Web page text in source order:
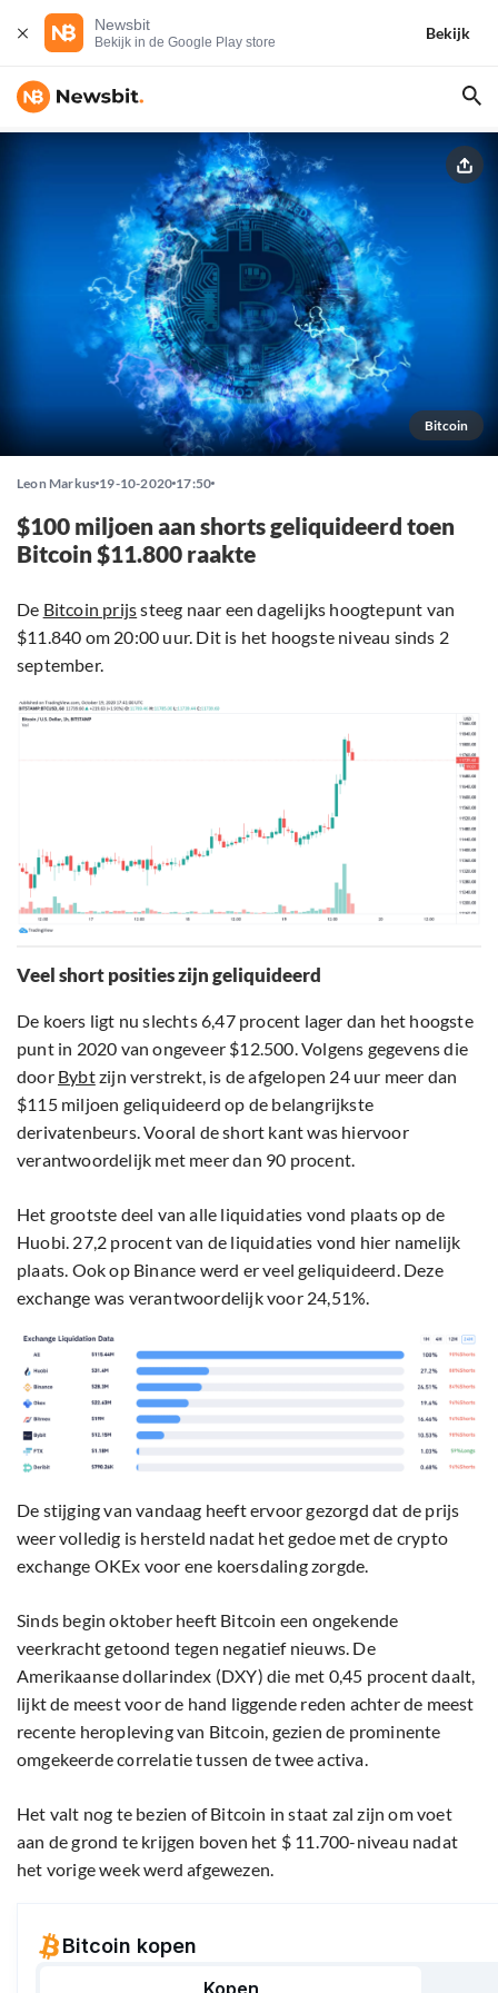
Newsbit
Bekijk in de Google Play store
Bekijk
Bitcoin
Leon Markus 19-10-2020 17:50
$100 miljoen aan shorts geliquideerd toen
Bitcoin $11.800 raakte
De Bitcoin prijssteeg naar een dagelijks hoogtepunt van
$11.840 om 20:00 uur. Dit is het hoogste niveau sinds 2
september.
Veel short posities zijn geliquideerd
De koers ligt nu slechts 6,47 procent lager dan het hoogste
punt in 2020 van ongeveer $12.500. Volgens gegevens die
door Bybtzijn verstrekt, is de afgelopen 24 uur meer dan
$115 miljoen geliquideerd op de belangrijkste
derivatenbeurs. Vooral de short kant was hiervoor
verantwoordelijk met meer dan 90 procent.
Het grootste deel van alle liquidaties vond plaats op de
Huobi. 27,2 procent van de liquidaties vond hier namelijk
plaats. Ook op Binance werd er veel geliquideerd. Deze
exchange was verantwoordelijk voor 24,51%.
De stijging van vandaag heeft ervoor gezorgd dat de prijs
weer volledig is hersteld nadat het gedoe met de crypto
exchange OKEx voor ene koersdaling zorgde.
Sinds begin oktober heeft Bitcoin een ongekende
veerkracht getoond tegen negatief nieuws. De
Amerikaanse dollarindex (DXY) die met 0,45 procent daalt,
lijkt de meest voor de hand liggende reden achter de meest
recente heropleving van Bitcoin, gezien de prominente
omgekeerde correlatie tussen de twee activa.
Het valt nog te bezien of Bitcoin in staat zal zijn om voet
aan de grond te krijgen boven het $ 11.700-niveau nadat
het vorige week werd afgewezen.